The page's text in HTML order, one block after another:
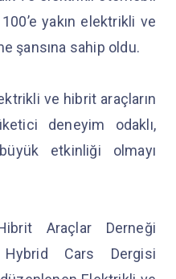
yakın elektrikli ve
şansına sahip oldu.
ve hibrit araçların
deneyim odaklı,
etkinliği olmayı
Araçlar Derneği
Cars Dergisi